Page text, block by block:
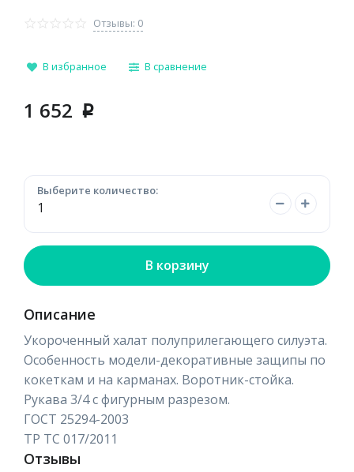
Отзывы: 0
В избранное В сравнение
1 652 p
Выберите количество:
В корзину
Описание
Укороченный халат полуприлегающего силуэта.
Особенность модели-декоративные защипы по
кокеткам и на карманах. Воротник-стойка.
Рукава 3/4 с фигурным разрезом.
ГОСТ 25294-2003
ТР ТС 017/2011
Отзывы